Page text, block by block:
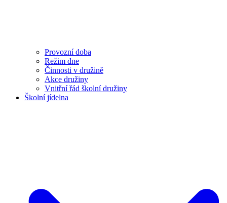
Provozní doba
Režim dne
Činnosti v družině
Akce družiny
Vnitřní řád školní družiny
Školní jídelna